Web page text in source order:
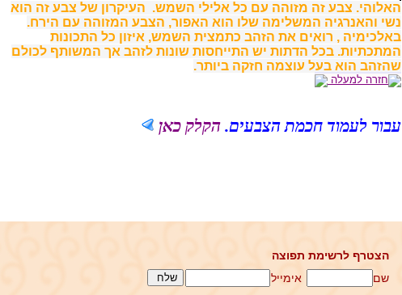
האלוהי. צבע זה מזוהה עם כל אלילי השמש. העיקרון של צבע זה הוא
נשי והאנרגיה המשלימה שלו הוא האפור, הצבע המזוהה עם הירח.
באלכימיה , רואים את הזהב כתמצית השמש, איזון כל התכונות
המתכתיות. בכל הדתות יש התייחסות שונות לזהב אך המשותף לכולם
שהזהב הוא בעל עוצמה חזקה ביותר.
חזרה למעלה
עבור לעמוד חכמת הצבעים. הקלק כאן
הצטרף לרשימת תפוצה
שם
אימייל